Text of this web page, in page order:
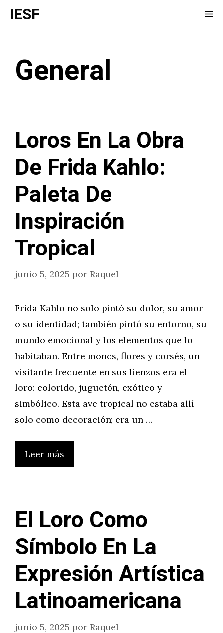
Saltar
IESF
General
Loros En La Obra
De Frida Kahlo:
Paleta De
Inspiración
Tropical
junio 5, 2025 por Raquel
Frida Kahlo no solo pintó su dolor, su amor
o su identidad; también pintó su entorno, su
mundo emocional y los elementos que lo
habitaban. Entre monos, flores y corsés, un
visitante frecuente en sus lienzos era el
loro: colorido, juguetón, exótico y
simbólico. Esta ave tropical no estaba allí
solo como decoración; era un …
Leer más
El Loro Como
Símbolo En La
Expresión Artística
Latinoamericana
junio 5, 2025 por Raquel